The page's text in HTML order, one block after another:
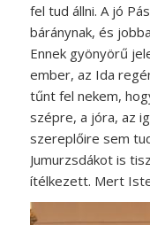
fel tud állni. A jó
báránynak, és
Ennek gyönyörű
ember, az Ida
tűnt fel nekem,
szépre, a jóra, az
szereplőire sem
Jumurzsdákot is
ítélkezett. Mert